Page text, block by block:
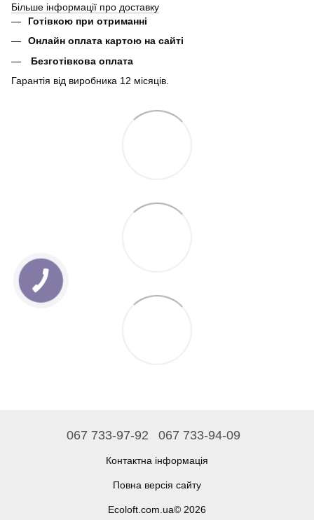
Більше інформації про доставку
Готівкою при отриманні
Онлайн оплата картою на сайті
Безготівкова оплата
Гарантія від виробника 12 місяців.
067 733-97-92 067 733-94-09
Контактна інформація
Повна версія сайту
Ecoloft.com.ua© 2026